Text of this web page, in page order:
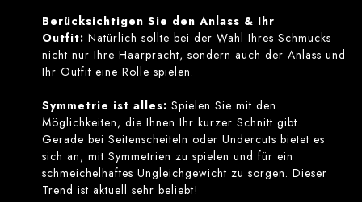
Berücksichtigen Sie den Anlass & Ihr
Outfit: Natürlich sollte bei der Wahl Ihres Schmucks
nicht nur Ihre Haarpracht, sondern auch der Anlass und
Ihr Outfit eine Rolle spielen.
Symmetrie ist alles: Spielen Sie mit den
Möglichkeiten, die Ihnen Ihr kurzer Schnitt gibt.
Gerade bei Seitenscheiteln oder Undercuts bietet es
sich an, mit Symmetrien zu spielen und für ein
schmeichelhaftes Ungleichgewicht zu sorgen. Dieser
Trend ist aktuell sehr beliebt!